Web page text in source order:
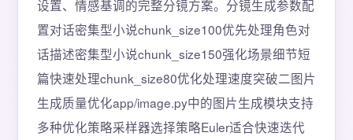
设置、情感基调的完整分镜方案。分镜生成参数配
置对话密集型小说chunk_size100优先处理角色对
话描述密集型小说chunk_size150强化场景细节短
篇快速处理chunk_size80优化处理速度突破二图片
生成质量优化app/image.py中的图片生成模块支持
多种优化策略采样器选择策略Euler适合快速迭代